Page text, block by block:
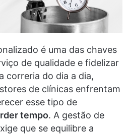
é uma das chaves
de qualidade e fidelizar
correria do dia a dia,
de clínicas enfrentam
esse tipo de
tempo. A gestão de
que se equilibre a